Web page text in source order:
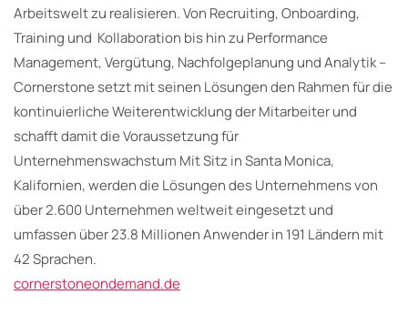
Arbeitswelt zu realisieren. Von Recruiting, Onboarding,
Training und Kollaboration bis hin zu Performance
Management, Vergütung, Nachfolgeplanung und Analytik –
Cornerstone setzt mit seinen Lösungen den Rahmen für die
kontinuierliche Weiterentwicklung der Mitarbeiter und
schafft damit die Voraussetzung für
Unternehmenswachstum Mit Sitz in Santa Monica,
Kalifornien, werden die Lösungen des Unternehmens von
über 2.600 Unternehmen weltweit eingesetzt und
umfassen über 23.8 Millionen Anwender in 191 Ländern mit
42 Sprachen.
cornerstoneondemand.de